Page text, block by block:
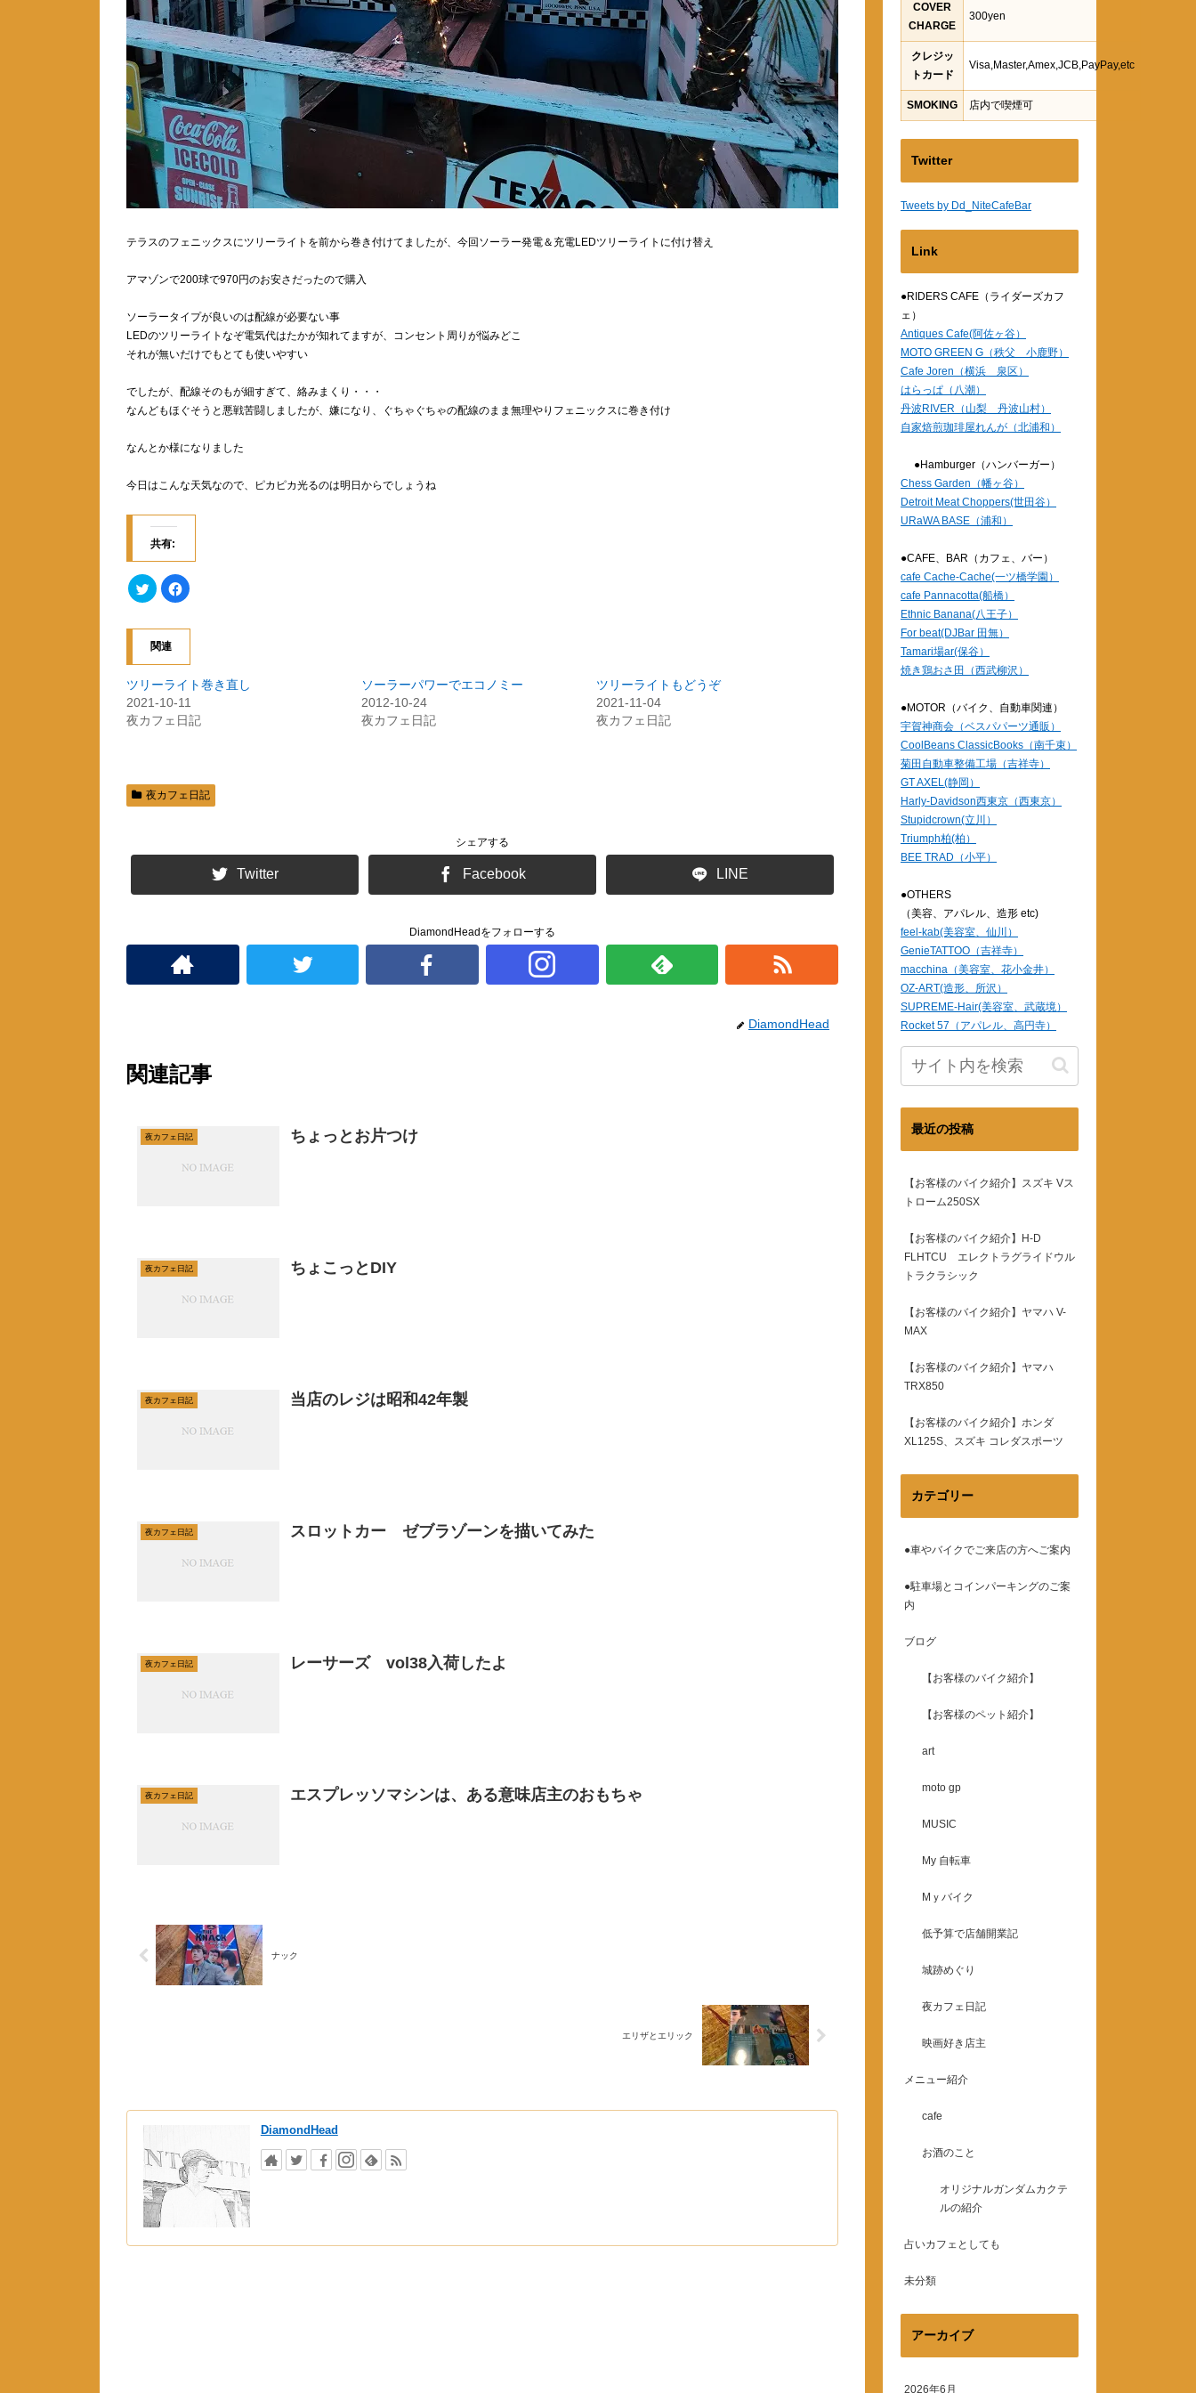
テラスのフェニックスにツリーライトを前から巻き付けてましたが、今回ソーラー発電＆充電LEDツリーライトに付け替え
アマゾンで200球で970円のお安さだったので購入
ソーラータイプが良いのは配線が必要ない事
LEDのツリーライトなぞ電気代はたかが知れてますが、コンセント周りが悩みどこ
それが無いだけでもとても使いやすい
でしたが、配線そのもが細すぎて、絡みまくり・・・
なんどもほぐそうと悪戦苦闘しましたが、嫌になり、ぐちゃぐちゃの配線のまま無理やりフェニックスに巻き付け
なんとか様になりました
今日はこんな天気なので、ピカピカ光るのは明日からでしょうね
共有:
ク
リ
し
て
T
t
e
r
で
い
ウ
ィ
で
す
F
a
b
共
有
す
る
に
し
て
く
(
ウ
で
開
き
関連
ツリーライト巻き直し
2021-10-11
夜カフェ日記
ソーラーパワーでエコノミー
2012-10-24
夜カフェ日記
ツリーライトもどうぞ
2021-11-04
夜カフェ日記
夜カフェ日記
シェアする
Twitter Facebook LINE
DiamondHeadをフォローする
DiamondHead
関連記事
夜カフェ日記 ちょっとお片つけ
夜カフェ日記 ちょこっとDIY
夜カフェ日記 当店のレジは昭和42年製
夜カフェ日記 スロットカー ゼブラゾーンを描いてみた
夜カフェ日記 レーサーズ vol38入荷したよ
夜カフェ日記 エスプレッソマシンは、ある意味店主のおもちゃ
ナック
エリザとエリック
DiamondHead
COVER
CHARGE
300yen
クレジッ
トカード
Visa,Master,Amex,JCB,PayPay,etc
SMOKING 店内で喫煙可
Twitter
Tweets by Dd_NiteCafeBar
Link
●RIDERS CAFE（ライダーズカフ
ェ）
Antiques Cafe(阿佐ヶ谷）
MOTO GREEN G（秩父 小鹿野）
Cafe Joren（横浜 泉区）
はらっぱ（八潮）
丹波RIVER（山梨 丹波山村）
自家焙煎珈琲屋れんが（北浦和）
●Hamburger（ハンバーガー）
Chess Garden（幡ヶ谷）
Detroit Meat Choppers(世田谷）
URaWA BASE（浦和）
●CAFE、BAR（カフェ、バー）
cafe Cache-Cache(一ツ橋学園）
cafe Pannacotta(船橋）
Ethnic Banana(八王子）
For beat(DJBar 田無）
Tamari場ar(保谷）
焼き鶏おさ田（西武柳沢）
●MOTOR（バイク、自動車関連）
宇賀神商会（ベスパパーツ通販）
CoolBeans ClassicBooks（南千束）
菊田自動車整備工場（吉祥寺）
GT AXEL(静岡）
Harly-Davidson西東京（西東京）
Stupidcrown(立川）
Triumph柏(柏）
BEE TRAD（小平）
●OTHERS
（美容、アパレル、造形 etc)
feel-kab(美容室、仙川）
GenieTATTOO（吉祥寺）
macchina（美容室、花小金井）
OZ-ART(造形、所沢）
SUPREME-Hair(美容室、武蔵境）
Rocket 57（アパレル、高円寺）
最近の投稿
【お客様のバイク紹介】スズキ Vス
トローム250SX
【お客様のバイク紹介】H-D
FLHTCU エレクトラグライドウル
トラクラシック
【お客様のバイク紹介】ヤマハ V-
MAX
【お客様のバイク紹介】ヤマハ
TRX850
【お客様のバイク紹介】ホンダ
XL125S、スズキ コレダスポーツ
カテゴリー
●車やバイクでご来店の方へご案内
●駐車場とコインパーキングのご案
内
ブログ
【お客様のバイク紹介】
【お客様のペット紹介】
art
moto gp
MUSIC
My 自転車
Mｙバイク
低予算で店舗開業記
城跡めぐり
夜カフェ日記
映画好き店主
メニュー紹介
cafe
お酒のこと
オリジナルガンダムカクテ
ルの紹介
占いカフェとしても
未分類
アーカイブ
2026年6月